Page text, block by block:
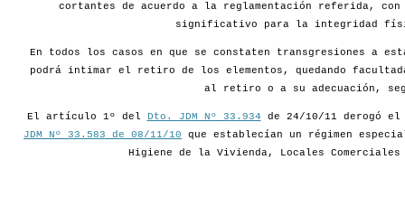
cortantes de acuerdo a la reglamentación referida,
significativo para la integridad
En todos los casos en que se constaten transgresiones a
podrá intimar el retiro de los elementos, quedando
al retiro o a su adecuación,
El artículo 1º del Dto. JDM Nº 33.934 de 24/10/11 derogó
JDM Nº 33.583 de 08/11/10 que establecían un régimen
Higiene de la Vivienda, Locales